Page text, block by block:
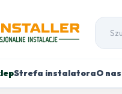
Strefa instalatoraO nas